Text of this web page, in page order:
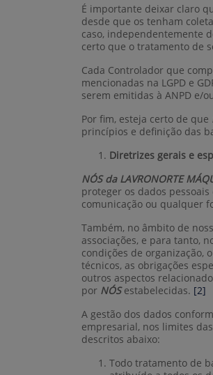
É importante deixar claro
desde que os tenham
caso, independentemente
certo que o tratamento de
Cada Controlador que
mencionadas na LGPD e
serem emitidas à ANPD e/
Por fim, esteja certo de que
princípios e definição das
Diretrizes gerais e
NÓS da LAVRONORTE
proteger os dados
comunicação ou qualquer
Também, no âmbito de
associações, e para tanto,
condições de organização,
técnicos, as obrigações
outros aspectos
por NÓSestabelecidas. [2]
A gestão dos dados
empresarial, nos limites
descritos abaixo:
Todo tratamento de